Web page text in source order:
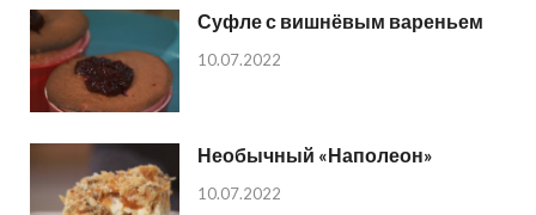
Суфле с вишнёвым вареньем
10.07.2022
Необычный «Наполеон»
10.07.2022